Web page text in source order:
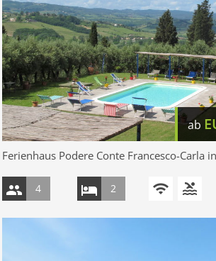
ab
Ferienhaus Podere Conte Francesco-Carla
4 2